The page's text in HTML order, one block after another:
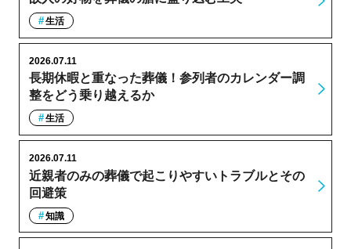
生活
長期休暇と重なった葬儀！参列者のカレンダー調
整をどう乗り越えるか
2026.07.11
生活
近親者のみの葬儀で起こりやすいトラブルとその
回避策
2026.07.11
知識